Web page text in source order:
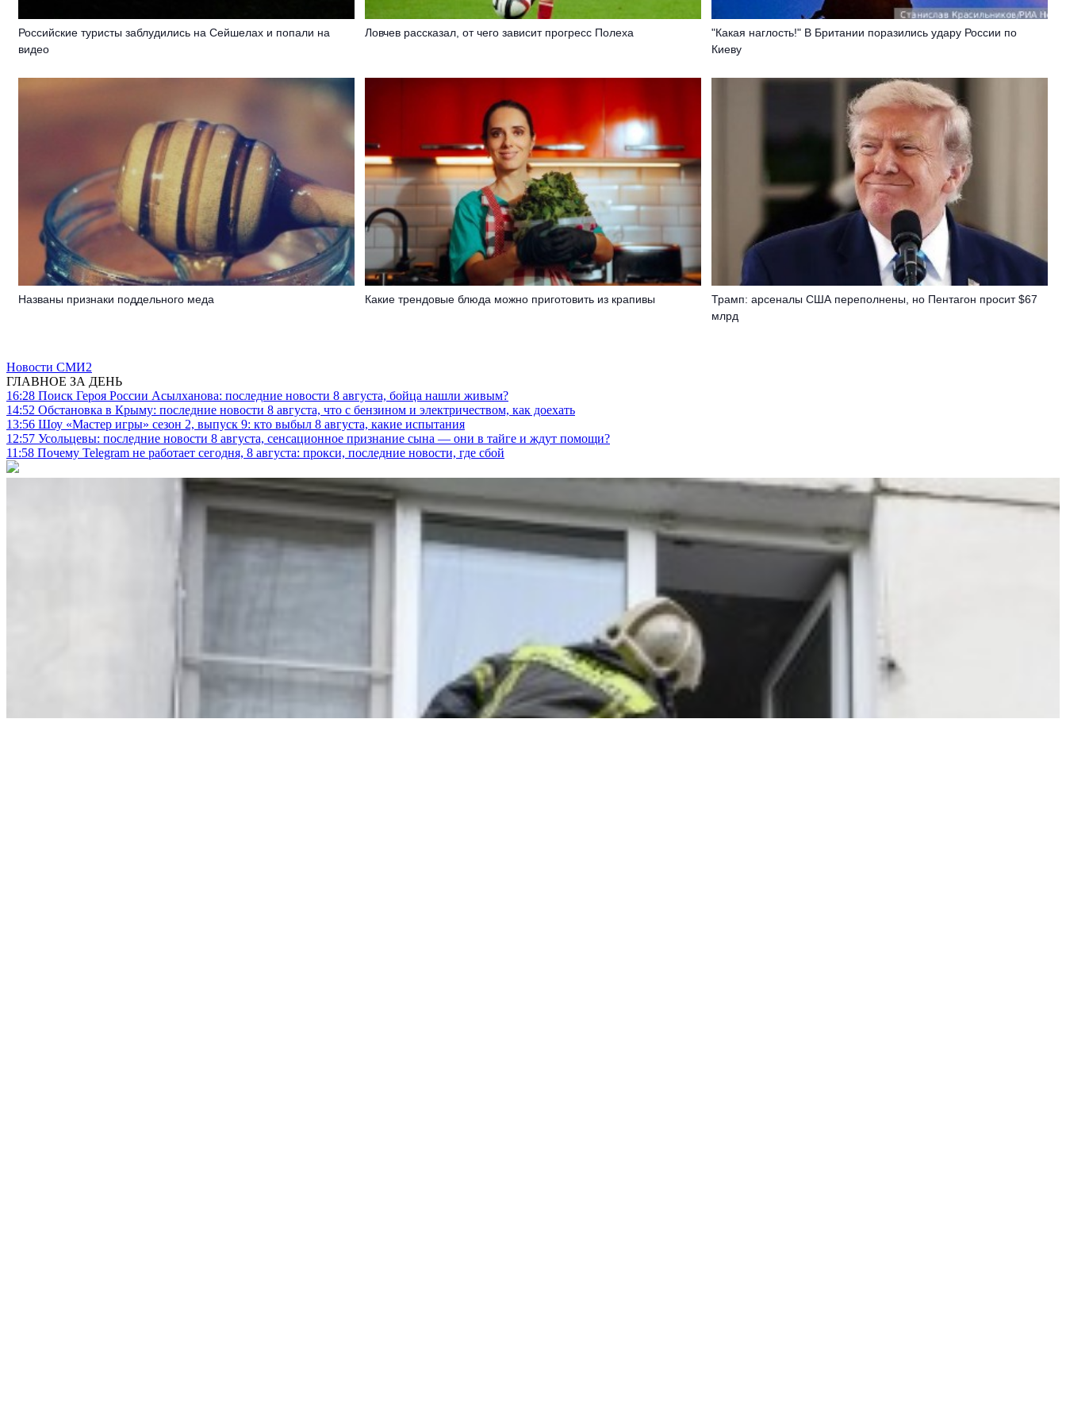
Российские туристы заблудились на Сейшелах и попали на
видео
Ловчев рассказал, от чего зависит прогресс Полеха
"Какая наглость!" В Британии поразились удару России по
Киеву
Названы признаки поддельного меда Какие трендовые блюда можно приготовить из крапивы
Трамп: арсеналы США переполнены, но Пентагон просит $67
млрд
Новости СМИ2
ГЛАВНОЕ ЗА ДЕНЬ
16:28 Поиск Героя России Асылханова: последние новости 8 августа, бойца нашли живым?
14:52 Обстановка в Крыму: последние новости 8 августа, что с бензином и электричеством, как доехать
13:56 Шоу «Мастер игры» сезон 2, выпуск 9: кто выбыл 8 августа, какие испытания
12:57 Усольцевы: последние новости 8 августа, сенсационное признание сына — они в тайге и ждут помощи?
11:58 Почему Telegram не работает сегодня, 8 августа: прокси, последние новости, где сбой